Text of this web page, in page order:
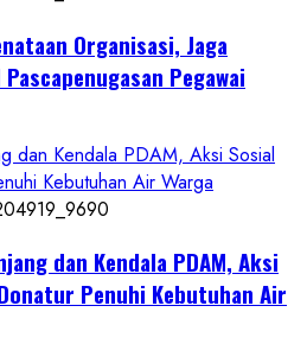
Organisasi, Jaga
Pegawai
dan Kendala PDAM, Aksi Sosial
Kebutuhan Air Warga
dan Kendala PDAM, Aksi
Penuhi Kebutuhan Air